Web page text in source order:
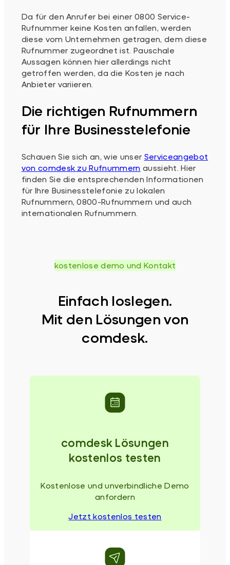
Da für den Anrufer bei einer 0800 Service-
Rufnummer keine Kosten anfallen, werden
diese vom Unternehmen getragen, dem diese
Rufnummer zugeordnet ist. Pauschale
Aussagen können hier allerdings nicht
getroffen werden, da die Kosten je nach
Anbieter variieren.
Die richtigen Rufnummern
für Ihre Businesstelefonie
Schauen Sie sich an, wie unser Serviceangebot
von comdesk zu Rufnummern aussieht. Hier
finden Sie die entsprechenden Informationen
für Ihre Businesstelefonie zu lokalen
Rufnummern, 0800-Rufnummern und auch
internationalen Rufnummern.
kostenlose demo und Kontakt
Einfach loslegen.
Mit den Lösungen von
comdesk.
comdesk Lösungen
kostenlos testen
Kostenlose und unverbindliche Demo
anfordern
Jetzt kostenlos testen